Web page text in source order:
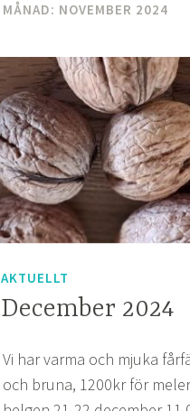
MÅNAD: NOVEMBER 2024
AKTUELLT
December 2024
Vi har varma och mjuka
och bruna, 1200kr för